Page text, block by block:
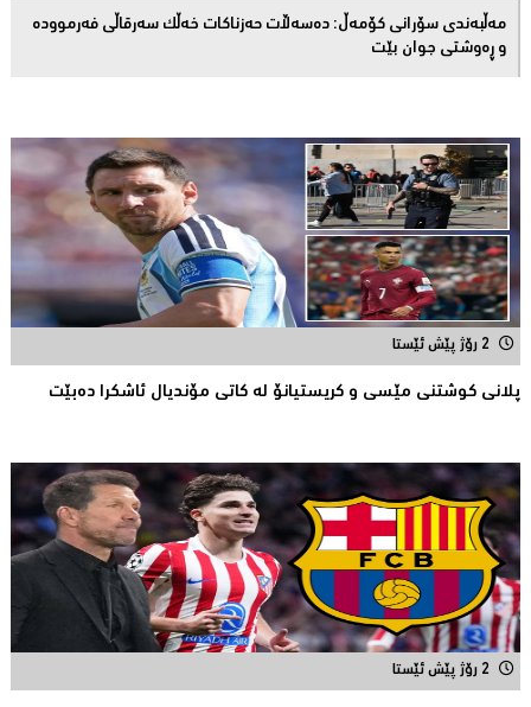
مەڵبەندى سۆرانى کۆمەڵ: دەسەڵات حەزناکات خەڵک سەرقاڵى فەرموودە
و ڕەوشتى جوان بێت
2 رۆژ پێش ئێستا
پلانی کوشتنی مێسی و کریستیانۆ لە کاتی مۆندیال ئاشکرا دەبێت
2 رۆژ پێش ئێستا